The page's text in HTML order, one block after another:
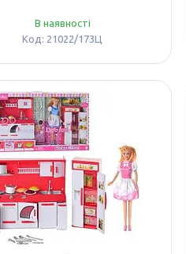
В наявності
21022/173Ц